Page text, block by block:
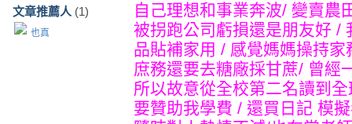
文章推薦人 (1)
也真
自己理想和事業奔波/ 變賣農
被拐跑公司虧損還是朋友好 /
品貼補家用 / 感覺媽媽操持
庶務還要去糖廠採甘蔗/ 曾經
所以故意從全校第二名讀到
要贊助我學費 / 還買日記 模